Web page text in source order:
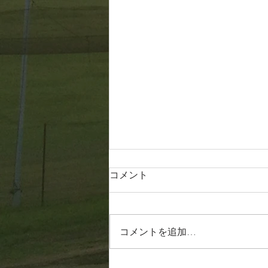
20260807
コメント
コメントを追加…